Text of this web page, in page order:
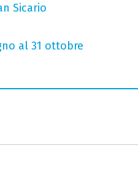
Sicario
al 31 ottobre